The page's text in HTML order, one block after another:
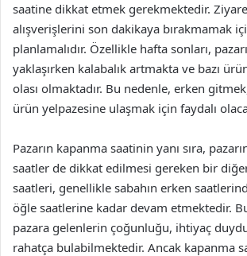
saatine dikkat etmek gerekmektedir.
alışverişlerini son dakikaya bırakmamak
planlamalıdır. Özellikle hafta sonları,
yaklaşırken kalabalık artmakta ve bazı
olası olmaktadır. Bu nedenle, erken
ürün yelpazesine ulaşmak için faydalı
Pazarın kapanma saatinin yanı sıra,
saatler de dikkat edilmesi gereken bir
saatleri, genellikle sabahın erken
öğle saatlerine kadar devam etmektedir.
pazara gelenlerin çoğunluğu, ihtiyaç
rahatça bulabilmektedir. Ancak kapanma